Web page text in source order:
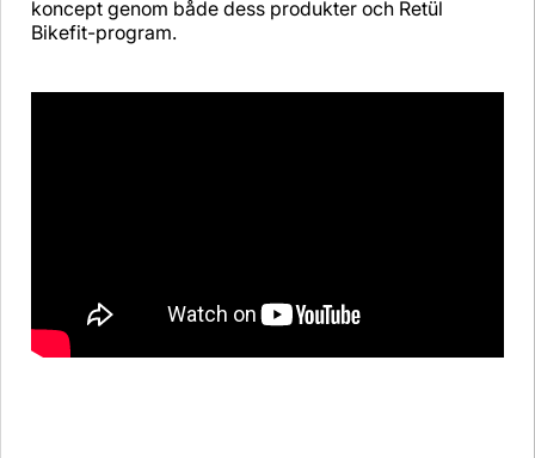
koncept genom både dess produkter och Retül
Bikefit-program.